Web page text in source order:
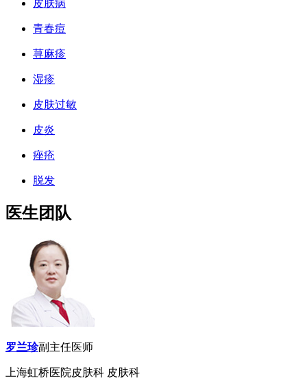
皮肤病
青春痘
荨麻疹
湿疹
皮肤过敏
皮炎
痤疮
脱发
医生团队
罗兰珍副主任医师
上海虹桥医院皮肤科 皮肤科